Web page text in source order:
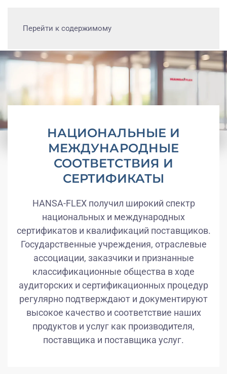
Перейти к содержимому
НАЦИОНАЛЬНЫЕ И
МЕЖДУНАРОДНЫЕ
СООТВЕТСТВИЯ И
СЕРТИФИКАТЫ
HANSA-FLEX получил широкий спектр
национальных и международных
сертификатов и квалификаций поставщиков.
Государственные учреждения, отраслевые
ассоциации, заказчики и признанные
классификационные общества в ходе
аудиторских и сертификационных процедур
регулярно подтверждают и документируют
высокое качество и соответствие наших
продуктов и услуг как производителя,
поставщика и поставщика услуг.